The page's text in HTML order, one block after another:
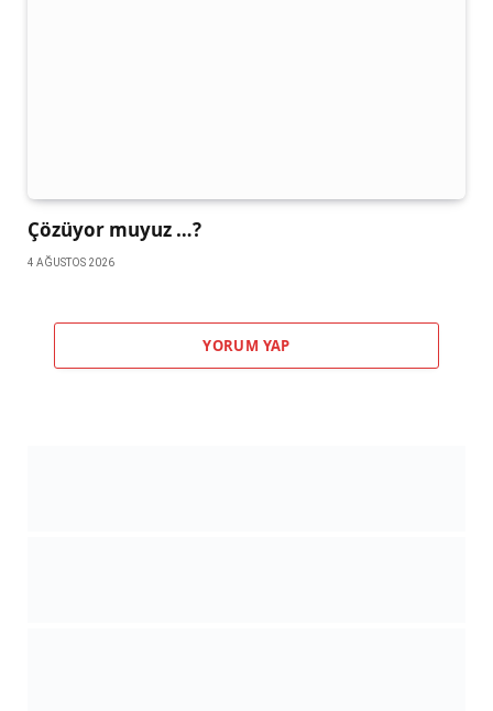
Çözüyor muyuz …?
4 AĞUSTOS 2026
YORUM YAP